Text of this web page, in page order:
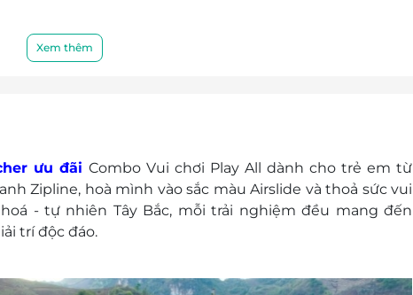
Xem thêm
ưu đãi Combo Vui chơi Play All dành cho trẻ em từ
Zipline, hoà mình vào sắc màu Airslide và thoả sức vui
- tự nhiên Tây Bắc, mỗi trải nghiệm đều mang đến
trí độc đáo.